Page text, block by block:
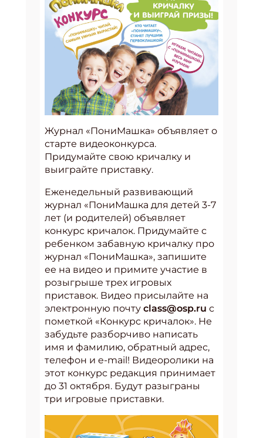
Журнал «ПониМашка» объявляет о
старте видеоконкурса.
Придумайте свою кричалку и
выиграйте приставку.
Еженедельный развивающий
журнал «ПониМашка для детей 3-7
лет (и родителей) объявляет
конкурс кричалок. Придумайте с
ребенком забавную кричалку про
журнал «ПониМашка», запишите
ее на видео и примите участие в
розыгрыше трех игровых
приставок. Видео присылайте на
электронную почту class@osp.ru с
пометкой «Конкурс кричалок». Не
забудьте разборчиво написать
имя и фамилию, обратный адрес,
телефон и e-mail! Видеоролики на
этот конкурс редакция принимает
до 31 октября. Будут разыграны
три игровые приставки.